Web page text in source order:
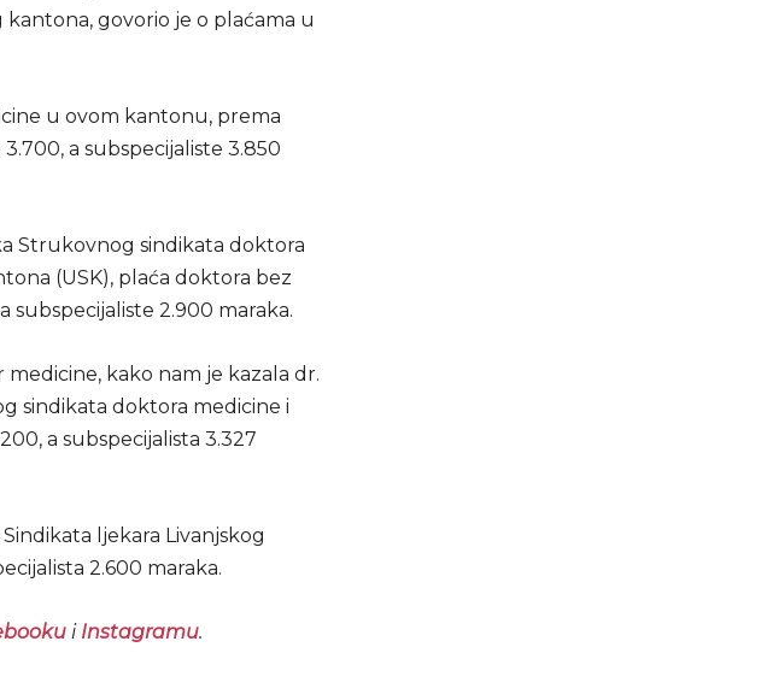
govorio je o plaćama u
u ovom kantonu, prema
a subspecijaliste 3.850
Strukovnog sindikata doktora
(USK), plaća doktora bez
subspecijaliste 2.900 maraka.
kako nam je kazala dr.
sindikata doktora medicine i
a subspecijalista 3.327
ljekara Livanjskog
2.600 maraka.
i Instagramu.